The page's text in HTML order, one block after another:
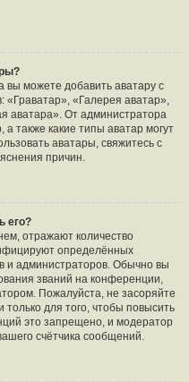
вы можете добавить аватару с
«Граватар», «Галерея аватар»,
аватара». От администратора
а также какие типы аватар могут
аватары, свяжитесь с
причин.
его?
отражают количество
определённых
и администраторов. Обычно вы
званий на конференции,
Пожалуйста, не засоряйте
для того, чтобы повысить
это запрещено, и модератор
счётчика сообщений.